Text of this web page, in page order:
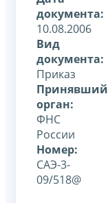
документа:
10.08.2006
Вид
документа:
Приказ
Принявший
орган:
ФНС
России
Номер:
САЭ-3-
09/518@